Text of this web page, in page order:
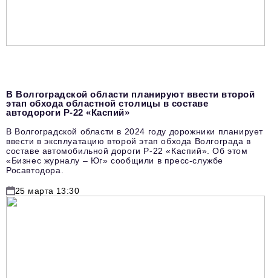
В Волгоградской области планируют ввести второй
этап обхода областной столицы в составе
автодороги Р-22 «Каспий»
В Волгоградской области в 2024 году дорожники планирует
ввести в эксплуатацию второй этап обхода Волгограда в
составе автомобильной дороги Р-22 «Каспий». Об этом
«Бизнес журналу – Юг» сообщили в пресс-службе
Росавтодора.
25 марта 13:30